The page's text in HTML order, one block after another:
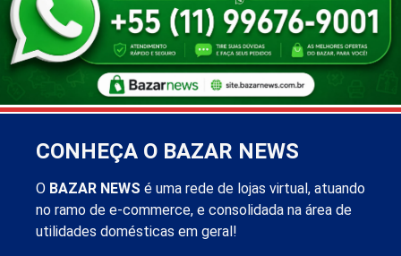
CONHEÇA O BAZAR NEWS
O BAZAR NEWS é uma rede de lojas virtual, atuando
no ramo de e-commerce, e consolidada na área de
utilidades domésticas em geral!